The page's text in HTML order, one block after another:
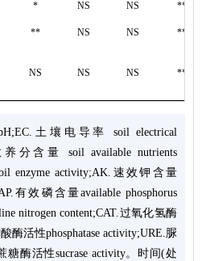
* NS NS **
** NS NS **
NS NS NS **
土壤电导率 soil electrical
分含量 soil available nutrients
enzyme activity;AK.速效钾含量
有效磷含量available phosphorus
nitrogen content;CAT.过氧化氢酶
酶活性phosphatase activity;URE.脲
糖酶活性sucrase activity。时间(处